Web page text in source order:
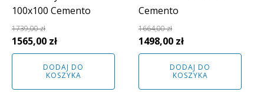
100x100 Cemento
1739,00zł
Pierwotna
cena
wynosiła:
1739,00 zł.
1565,00 złAktualna
cena
wynosi:
DODAJ DO
KOSZYKA
Cemento
1664,00zł
Pierwotna
cena
wynosiła:
1664,00 zł.
1498,00 złAktualna
cena
wynosi:
DODAJ DO
KOSZYKA